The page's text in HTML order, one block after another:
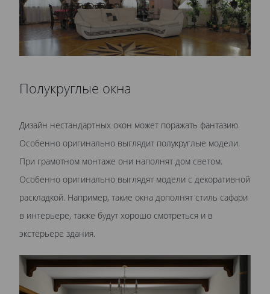
Полукруглые окна
Дизайн нестандартных окон может поражать фантазию.
Особенно оригинально выглядит полукруглые модели.
При грамотном монтаже они наполнят дом светом.
Особенно оригинально выглядят модели с декоративной
раскладкой. Например, такие окна дополнят стиль сафари
в интерьере, также будут хорошо смотреться и в
экстерьере здания.